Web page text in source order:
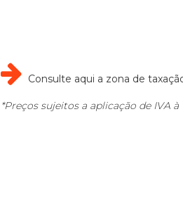
 Consulte aqui a zona de
*Preços sujeitos a aplicação de IVA